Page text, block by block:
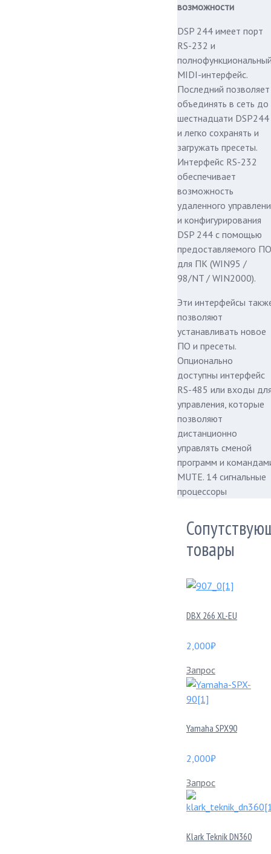
возможности
DSP 244 имеет порт
RS-232 и
MIDI-интерфейс.
Последний позволяет
объединять в сеть до
шестнадцати DSP244
и легко сохранять и
загружать пресеты.
Интерфейс RS-232
обеспечивает
возможность
удаленного
и конфигурирования
DSP 244 с помощью
предоставляемого ПО
для ПК (WIN95 /
98/NT / WIN2000).
Эти интерфейсы
позволяют
устанавливать новое
ПО и пресеты.
Опционально
доступны интерфейс
RS-485 или входы
управления, которые
позволяют
дистанционно
управлять сменой
программ и
MUTE. 14 сигнальные
процессоры
товары
DBX 266 XL-EU
2,000₽
Запрос
Yamaha SPX90
2,000₽
Запрос
Klark Teknik DN360